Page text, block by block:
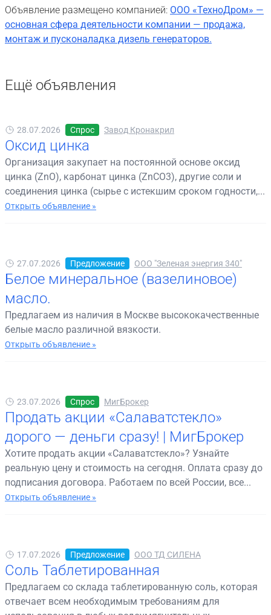
Объявление размещено компанией: ООО «ТехноДром» —
основная сфера деятельности компании — продажа,
монтаж и пусконаладка дизель генераторов.
Ещё объявления
28.07.2026 Спрос Завод Кронакрил
Оксид цинка
Организация закупает на постоянной основе оксид
цинка (ZnO), карбонат цинка (ZnCO3), другие соли и
соединения цинка (сырье с истекшим сроком годности,...
Открыть объявление »
27.07.2026 Предложение ООО "Зеленая энергия 340"
Белое минеральное (вазелиновое)
масло.
Предлагаем из наличия в Москве высококачественные
белые масло различной вязкости.
Открыть объявление »
23.07.2026 Спрос МигБрокер
Продать акции «Салаватстекло»
дорого — деньги сразу! | МигБрокер
Хотите продать акции «Салаватстекло»? Узнайте
реальную цену и стоимость на сегодня. Оплата сразу до
подписания договора. Работаем по всей России, все...
Открыть объявление »
17.07.2026 Предложение ООО ТД СИЛЕНА
Соль Таблетированная
Предлагаем со склада таблетированную соль, которая
отвечает всем необходимым требованиям для